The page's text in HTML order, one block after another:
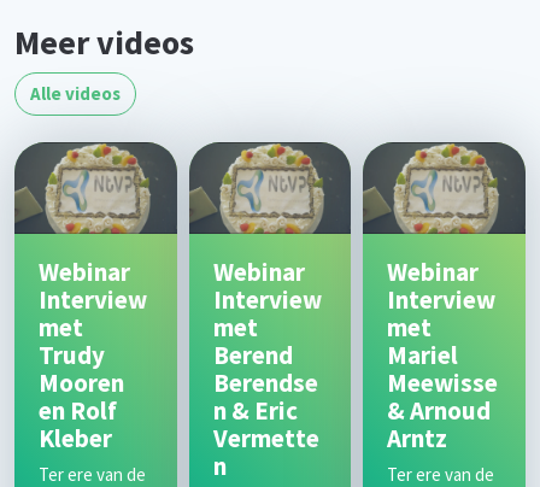
Meer videos
Alle videos
Webinar
Interview
met
Trudy
Mooren
en Rolf
Kleber
Ter ere van de
Webinar
Interview
met
Berend
Berendse
n & Eric
Vermette
n
Webinar
Interview
met
Mariel
Meewisse
& Arnoud
Arntz
Ter ere van de